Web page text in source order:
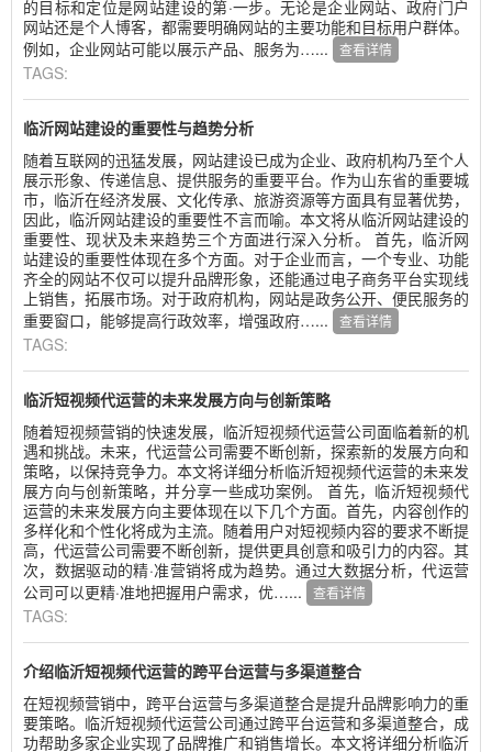
的目标和定位是网站建设的第·一步。无论是企业网站、政府门户
网站还是个人博客，都需要明确网站的主要功能和目标用户群体。
例如，企业网站可能以展示产品、服务为…...
查看详情
TAGS:
临沂网站建设的重要性与趋势分析
随着互联网的迅猛发展，网站建设已成为企业、政府机构乃至个人
展示形象、传递信息、提供服务的重要平台。作为山东省的重要城
市，临沂在经济发展、文化传承、旅游资源等方面具有显著优势，
因此，临沂网站建设的重要性不言而喻。本文将从临沂网站建设的
重要性、现状及未来趋势三个方面进行深入分析。 首先，临沂网
站建设的重要性体现在多个方面。对于企业而言，一个专业、功能
齐全的网站不仅可以提升品牌形象，还能通过电子商务平台实现线
上销售，拓展市场。对于政府机构，网站是政务公开、便民服务的
重要窗口，能够提高行政效率，增强政府…...
查看详情
TAGS:
临沂短视频代运营的未来发展方向与创新策略
随着短视频营销的快速发展，临沂短视频代运营公司面临着新的机
遇和挑战。未来，代运营公司需要不断创新，探索新的发展方向和
策略，以保持竞争力。本文将详细分析临沂短视频代运营的未来发
展方向与创新策略，并分享一些成功案例。 首先，临沂短视频代
运营的未来发展方向主要体现在以下几个方面。首先，内容创作的
多样化和个性化将成为主流。随着用户对短视频内容的要求不断提
高，代运营公司需要不断创新，提供更具创意和吸引力的内容。其
次，数据驱动的精·准营销将成为趋势。通过大数据分析，代运营
公司可以更精·准地把握用户需求，优…...
查看详情
TAGS:
介绍临沂短视频代运营的跨平台运营与多渠道整合
在短视频营销中，跨平台运营与多渠道整合是提升品牌影响力的重
要策略。临沂短视频代运营公司通过跨平台运营和多渠道整合，成
功帮助多家企业实现了品牌推广和销售增长。本文将详细分析临沂